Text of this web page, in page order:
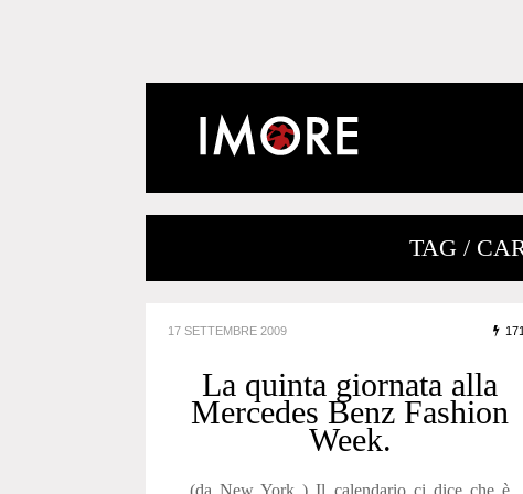
TAG /
17 SETTEMBRE 2009
La quinta giornata alla
Mercedes Benz Fashion
Week.
(da New York ) Il calendario ci dice che è